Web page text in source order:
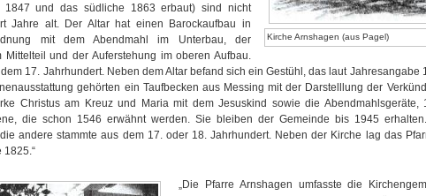
Kirche Arnshagen (aus Pagel)
1847 und das südliche 1863 erbaut) sind nicht
Jahre alt. Der Altar hat einen Barockaufbau in
mit dem Abendmahl im Unterbau, der
Mittelteil und der Auferstehung im oberen Aufbau.
17. Jahrhundert. Neben dem Altar befand sich ein Gestühl, das laut Jahresangabe
gehörten ein Taufbecken aus Messing mit der Darstelllung der
Christus am Kreuz und Maria mit dem Jesuskind sowie die Abendmahlsgeräte,
die schon 1546 erwähnt werden. Sie bleiben der Gemeinde bis 1945
andere stammte aus dem 17. oder 18. Jahrhundert. Neben der Kirche lag das
1825.“
„Die Pfarre Arnshagen umfasste die